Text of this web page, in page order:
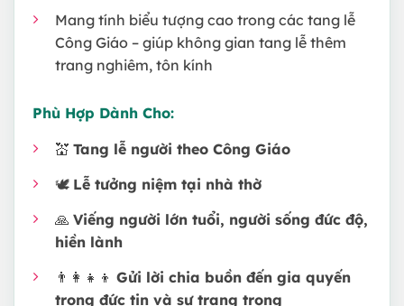
Mang tính biểu tượng cao trong các tang lễ
Công Giáo – giúp không gian tang lễ thêm
trang nghiêm, tôn kính
Phù Hợp Dành Cho:
💒 Tang lễ người theo Công Giáo
🕊 Lễ tưởng niệm tại nhà thờ
🙏 Viếng người lớn tuổi, người sống đức độ,
hiền lành
👨‍👩‍👧‍👦 Gửi lời chia buồn đến gia quyến
trong đức tin và sự trang trọng